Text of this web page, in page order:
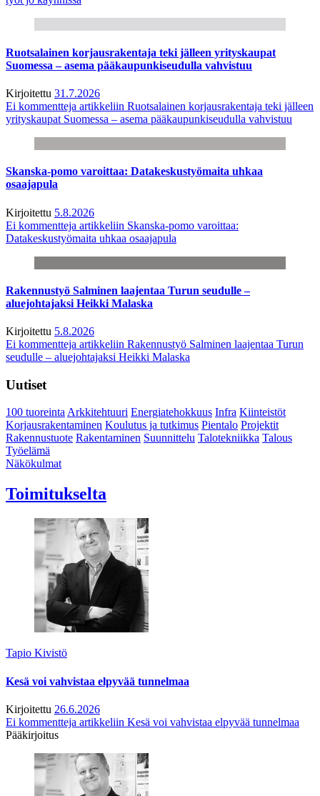
Ruotsalainen korjausrakentaja teki jälleen yrityskaupat
Suomessa – asema pääkaupunkiseudulla vahvistuu
Kirjoitettu 31.7.2026
Ei kommentteja artikkeliin Ruotsalainen korjausrakentaja teki jälleen
yrityskaupat Suomessa – asema pääkaupunkiseudulla vahvistuu
Skanska-pomo varoittaa: Datakeskustyömaita uhkaa
osaajapula
Kirjoitettu 5.8.2026
Ei kommentteja artikkeliin Skanska-pomo varoittaa:
Datakeskustyömaita uhkaa osaajapula
Rakennustyö Salminen laajentaa Turun seudulle –
aluejohtajaksi Heikki Malaska
Kirjoitettu 5.8.2026
Ei kommentteja artikkeliin Rakennustyö Salminen laajentaa Turun
seudulle – aluejohtajaksi Heikki Malaska
Uutiset
100 tuoreintaArkkitehtuuri Energiatehokkuus Infra Kiinteistöt
Korjausrakentaminen Koulutus ja tutkimus Pientalo Projektit
Rakennustuote Rakentaminen Suunnittelu Talotekniikka Talous
Työelämä
Näkökulmat
Toimitukselta
Tapio Kivistö
Kesä voi vahvistaa elpyvää tunnelmaa
Kirjoitettu 26.6.2026
Ei kommentteja artikkeliin Kesä voi vahvistaa elpyvää tunnelmaa
Pääkirjoitus